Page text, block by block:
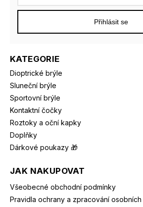
KATEGORIE
Dioptrické brýle
Sluneční brýle
Sportovní brýle
Kontaktní čočky
Roztoky a oční kapky
Doplňky
Dárkové poukazy 🎁
JAK NAKUPOVAT
Všeobecné obchodní podmínky
Pravidla ochrany a zpracování osobních
Přihlásit se